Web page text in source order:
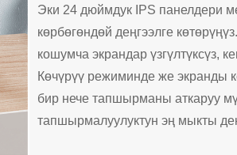
Эки 24 дюймдук IPS панелдери
көрбөгөндөй деңгээлге
кошумча экрандар үзгүлтүксүз,
Көчүрүү режиминде же экранды
бир нече тапшырманы аткаруу
тапшырмалуулуктун эң мыкты